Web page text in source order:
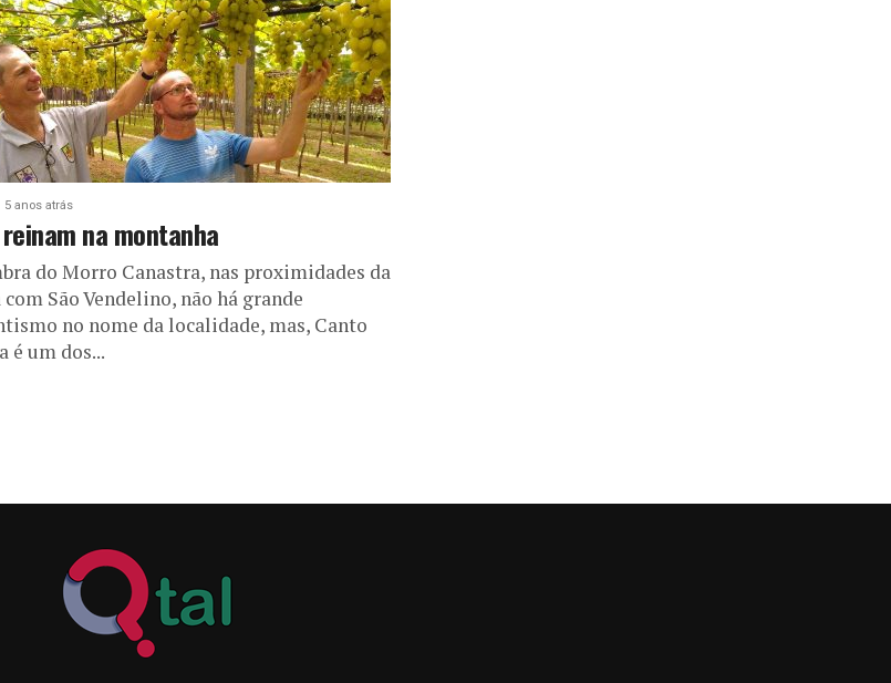
5 anos atrás
na montanha
do Morro Canastra, nas proximidades da
São Vendelino, não há grande
no nome da localidade, mas, Canto
é um dos...